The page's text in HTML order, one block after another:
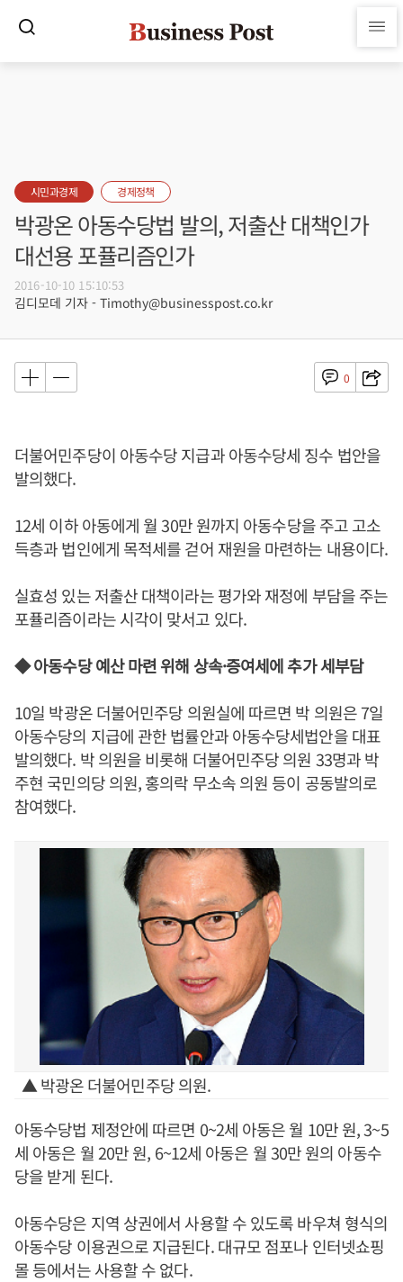
시민과경제 경제정책
박광온 아동수당법 발의, 저출산 대책인가
대선용 포퓰리즘인가
2016-10-10 15:10:53
김디모데 기자 - Timothy@businesspost.co.kr
0
더불어민주당이 아동수당 지급과 아동수당세 징수 법안을
발의했다.
12세 이하 아동에게 월 30만 원까지 아동수당을 주고 고소
득층과 법인에게 목적세를 걷어 재원을 마련하는 내용이다.
실효성 있는 저출산 대책이라는 평가와 재정에 부담을 주는
포퓰리즘이라는 시각이 맞서고 있다.
◆ 아동수당 예산 마련 위해 상속·증여세에 추가 세부담
10일 박광온 더불어민주당 의원실에 따르면 박 의원은 7일
아동수당의 지급에 관한 법률안과 아동수당세법안을 대표
발의했다. 박 의원을 비롯해 더불어민주당 의원 33명과 박
주현 국민의당 의원, 홍의락 무소속 의원 등이 공동발의로
참여했다.
▲ 박광온 더불어민주당 의원.
아동수당법 제정안에 따르면 0~2세 아동은 월 10만 원, 3~5
세 아동은 월 20만 원, 6~12세 아동은 월 30만 원의 아동수
당을 받게 된다.
아동수당은 지역 상권에서 사용할 수 있도록 바우쳐 형식의
아동수당 이용권으로 지급된다. 대규모 점포나 인터넷쇼핑
몰 등에서는 사용할 수 없다.